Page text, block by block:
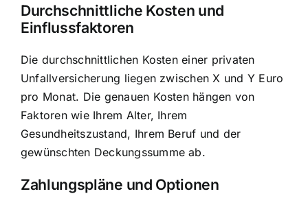
Durchschnittliche Kosten und
Einflussfaktoren
Die durchschnittlichen Kosten einer privaten
Unfallversicherung liegen zwischen X und Y Euro
pro Monat. Die genauen Kosten hängen von
Faktoren wie Ihrem Alter, Ihrem
Gesundheitszustand, Ihrem Beruf und der
gewünschten Deckungssumme ab.
Zahlungspläne und Optionen